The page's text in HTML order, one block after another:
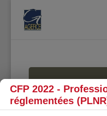
CFP 2022 -
réglementées